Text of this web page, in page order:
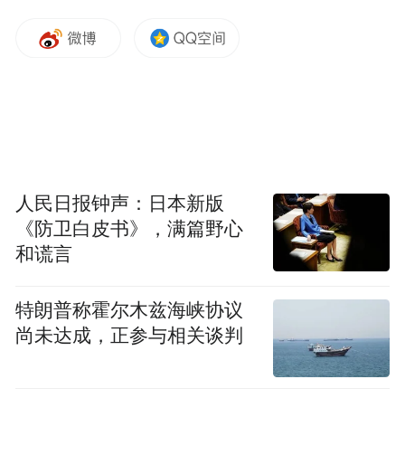
人民日报钟声：日本新版
《防卫白皮书》，满篇野心
和谎言
特朗普称霍尔木兹海峡协议
尚未达成，正参与相关谈判